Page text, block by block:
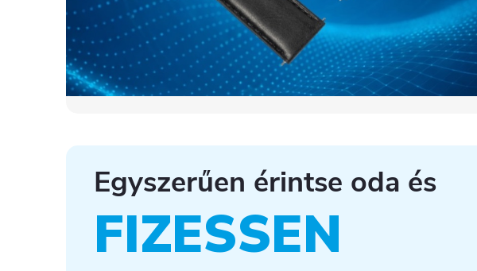
Egyszerűen érintse oda és
FIZESSEN